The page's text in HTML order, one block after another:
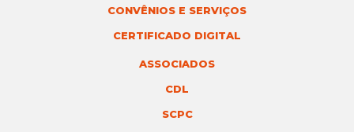
CONVÊNIOS E SERVIÇOS
CERTIFICADO DIGITAL
ASSOCIADOS
CDL
SCPC